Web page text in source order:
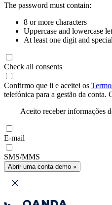
The password must contain:
8 or more characters
Uppercase and lowercase
At least one digit and
Check all consents
Confirmo que li e aceitei os
telefónica para a gestão da conta.
Aceito receber informações
E-mail
SMS/MMS
Abrir uma conta demo »